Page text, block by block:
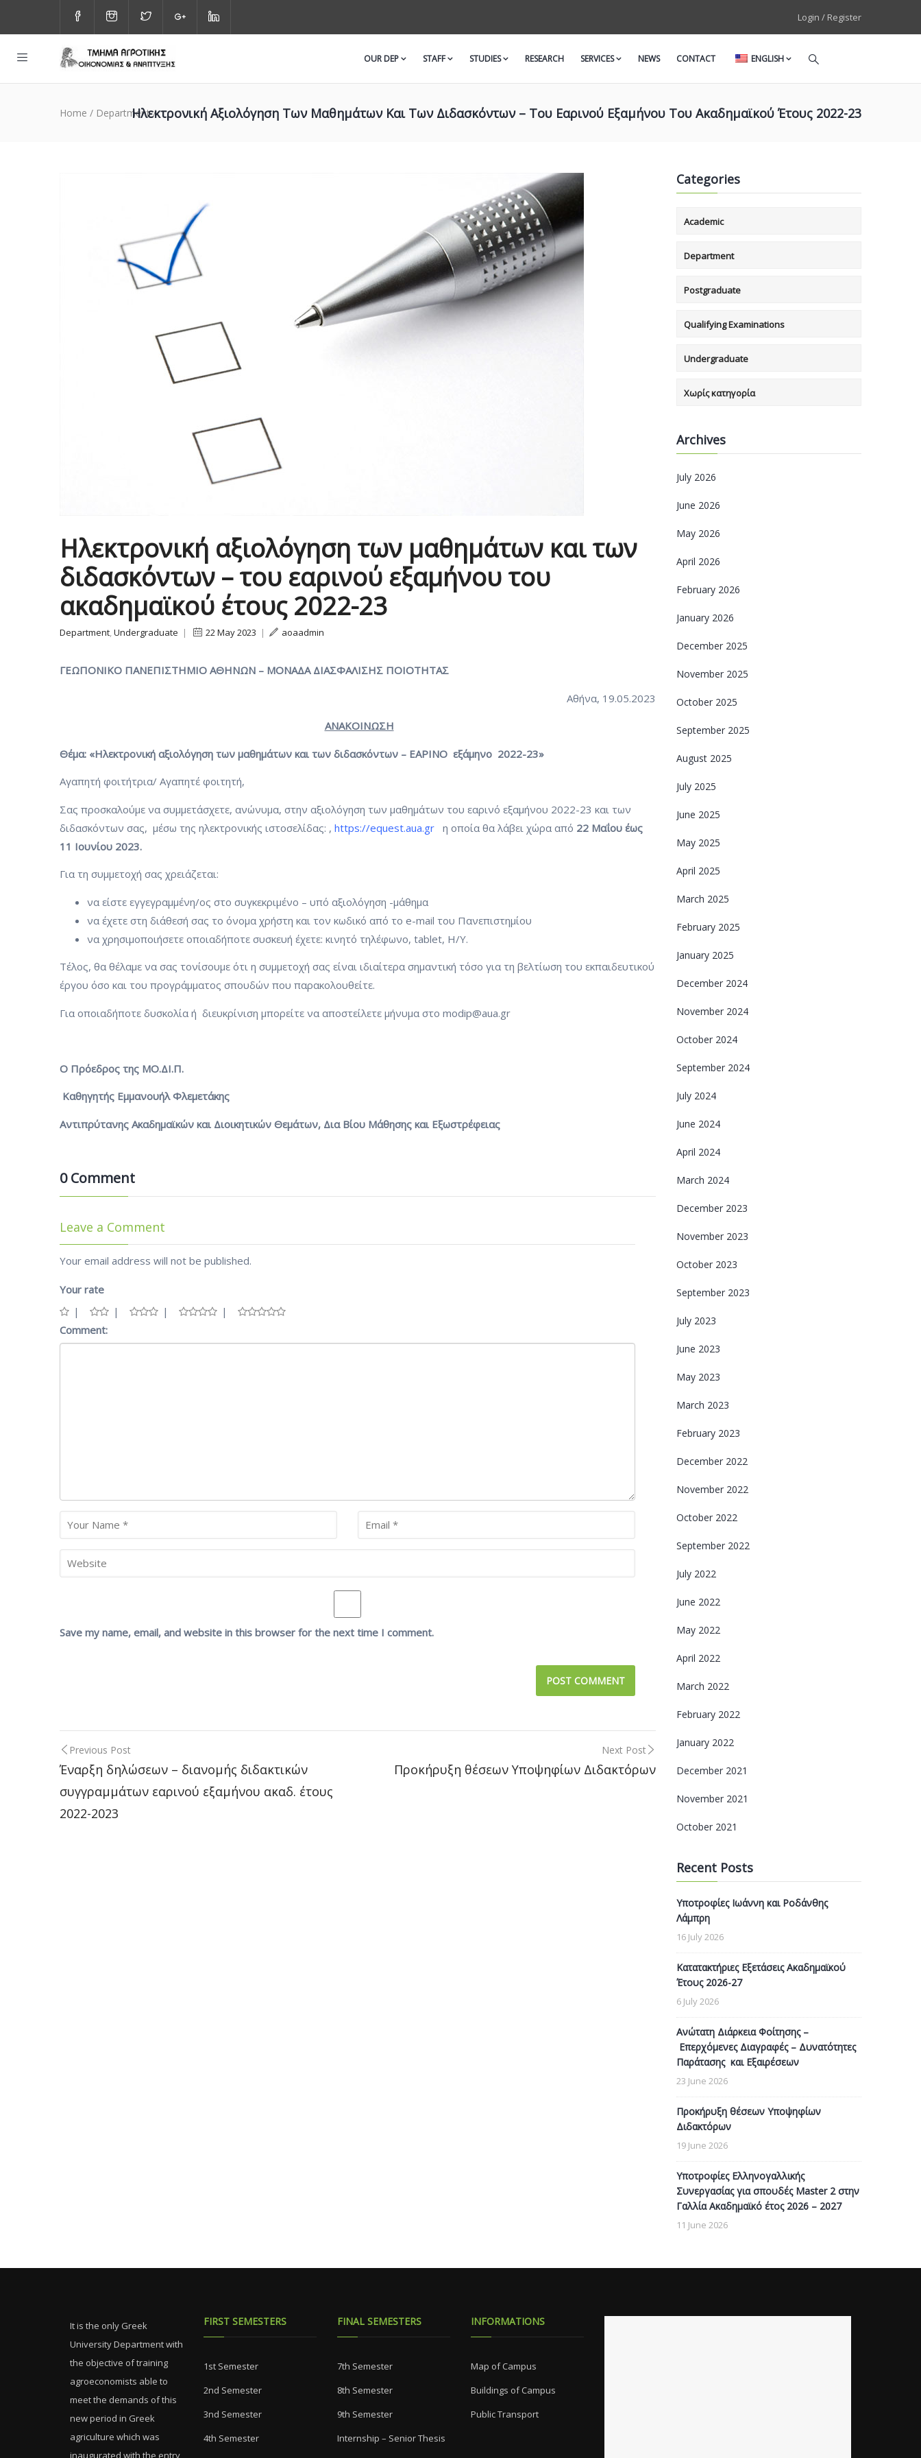
Login / Register
OUR DEP STAFF STUDIES RESEARCH SERVICES NEWS CONTACT ENGLISH
Ηλεκτρονική Αξιολόγηση Των Μαθημάτων Και Των Διδασκόντων – Του Εαρινού Εξαμήνου Του Ακαδημαϊκού Έτους 2022-23
Home / Department/
Ηλεκτρονική αξιολόγηση των μαθημάτων και των
διδασκόντων – του εαρινού εξαμήνου του
ακαδημαϊκού έτους 2022-23
Department,Undergraduate | 22 May 2023 | aoaadmin
ΓΕΩΠΟΝΙΚΟ ΠΑΝΕΠΙΣΤΗΜΙΟ ΑΘΗΝΩΝ – ΜΟΝΑΔΑ ΔΙΑΣΦΑΛΙΣΗΣ ΠΟΙΟΤΗΤΑΣ
Αθήνα, 19.05.2023
ΑΝΑΚΟΙΝΩΣΗ
Θέμα: «Ηλεκτρονική αξιολόγηση των μαθημάτων και των διδασκόντων – ΕΑΡΙΝΟ εξάμηνο 2022-23»
Αγαπητή φοιτήτρια/ Αγαπητέ φοιτητή,
Σας προσκαλούμε να συμμετάσχετε, ανώνυμα, στην αξιολόγηση των μαθημάτων του εαρινό εξαμήνου 2022-23 και των
διδασκόντων σας, μέσω της ηλεκτρονικής ιστοσελίδας: , https://equest.aua.gr η οποία θα λάβει χώρα από 22 Μαΐου έως
11 Ιουνίου 2023.
Για τη συμμετοχή σας χρειάζεται:
να είστε εγγεγραμμένη/ος στο συγκεκριμένο – υπό αξιολόγηση -μάθημα
να έχετε στη διάθεσή σας το όνομα χρήστη και τον κωδικό από το e-mail του Πανεπιστημίου
να χρησιμοποιήσετε οποιαδήποτε συσκευή έχετε: κινητό τηλέφωνο, tablet, Η/Υ.
Τέλος, θα θέλαμε να σας τονίσουμε ότι η συμμετοχή σας είναι ιδιαίτερα σημαντική τόσο για τη βελτίωση του εκπαιδευτικού
έργου όσο και του προγράμματος σπουδών που παρακολουθείτε.
Για οποιαδήποτε δυσκολία ή διευκρίνιση μπορείτε να αποστείλετε μήνυμα στο modip@aua.gr
Ο Πρόεδρος της ΜΟ.ΔΙ.Π.
Καθηγητής Εμμανουήλ Φλεμετάκης
Αντιπρύτανης Ακαδημαϊκών και Διοικητικών Θεμάτων, Δια Βίου Μάθησης και Εξωστρέφειας
0 Comment
Leave a Comment
Your email address will not be published.
Your rate
Comment:
Save my name, email, and website in this browser for the next time I comment.
Post
navigation
Previous Post
Έναρξη δηλώσεων – διανομής διδακτικών
συγγραμμάτων εαρινού εξαμήνου ακαδ. έτους
2022-2023
Next Post
Προκήρυξη θέσεων Υποψηφίων Διδακτόρων
Categories
Academic
Department
Postgraduate
Qualifying Examinations
Undergraduate
Χωρίς κατηγορία
Archives
July 2026
June 2026
May 2026
April 2026
February 2026
January 2026
December 2025
November 2025
October 2025
September 2025
August 2025
July 2025
June 2025
May 2025
April 2025
March 2025
February 2025
January 2025
December 2024
November 2024
October 2024
September 2024
July 2024
June 2024
April 2024
March 2024
December 2023
November 2023
October 2023
September 2023
July 2023
June 2023
May 2023
March 2023
February 2023
December 2022
November 2022
October 2022
September 2022
July 2022
June 2022
May 2022
April 2022
March 2022
February 2022
January 2022
December 2021
November 2021
October 2021
Recent Posts
Υποτροφίες Ιωάννη και Ροδάνθης
Λάμπρη
16 July 2026
Κατατακτήριες Εξετάσεις Ακαδημαϊκού
Έτους 2026-27
6 July 2026
Ανώτατη Διάρκεια Φοίτησης –
Επερχόμενες Διαγραφές – Δυνατότητες
Παράτασης και Εξαιρέσεων
23 June 2026
Προκήρυξη θέσεων Υποψηφίων
Διδακτόρων
19 June 2026
Υποτροφίες Ελληνογαλλικής
Συνεργασίας για σπουδές Master 2 στην
Γαλλία Ακαδημαϊκό έτος 2026 – 2027
11 June 2026
It is the only Greek
University Department with
the objective of training
agroeconomists able to
meet the demands of this
new period in Greek
agriculture which was
inaugurated with the entry
FIRST SEMESTERS
1st Semester
2nd Semester
3nd Semester
4th Semester
FINAL SEMESTERS
7th Semester
8th Semester
9th Semester
Internship – Senior Thesis
INFORMATIONS
Map of Campus
Buildings of Campus
Public Transport